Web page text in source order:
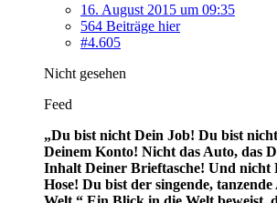
16. August 2015 um 09:35
564 Beiträge hier
#4.605
Nicht gesehen
Feed
„Du bist nicht Dein Job! Du bist
Deinem Konto! Nicht das Auto, das
Inhalt Deiner Brieftasche! Und nicht
Hose! Du bist der singende,